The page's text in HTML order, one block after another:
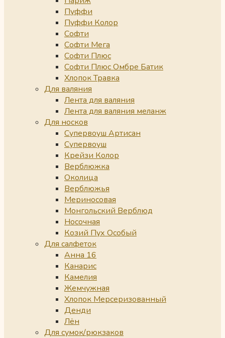
Пуффи
Пуффи Колор
Софти
Софти Мега
Софти Плюс
Софти Плюс Омбре Батик
Хлопок Травка
Для валяния
Лента для валяния
Лента для валяния меланж
Для носков
Супервоуш Артисан
Супервоуш
Крейзи Колор
Верблюжка
Околица
Верблюжья
Мериносовая
Монгольский Верблюд
Носочная
Козий Пух Особый
Для салфеток
Анна 16
Канарис
Камелия
Жемчужная
Хлопок Мерсеризованный
Денди
Лён
Для сумок/рюкзаков